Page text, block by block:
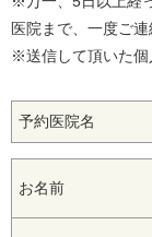
医院まで、一度ご
※送信して頂いた個
予約医院名
お名前